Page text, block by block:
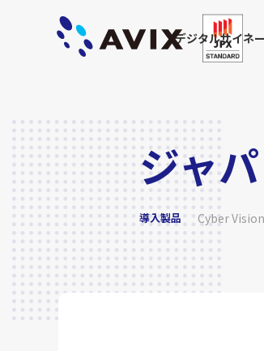
デジタルサイネ
ジャ
導入製品 Cyber Vision